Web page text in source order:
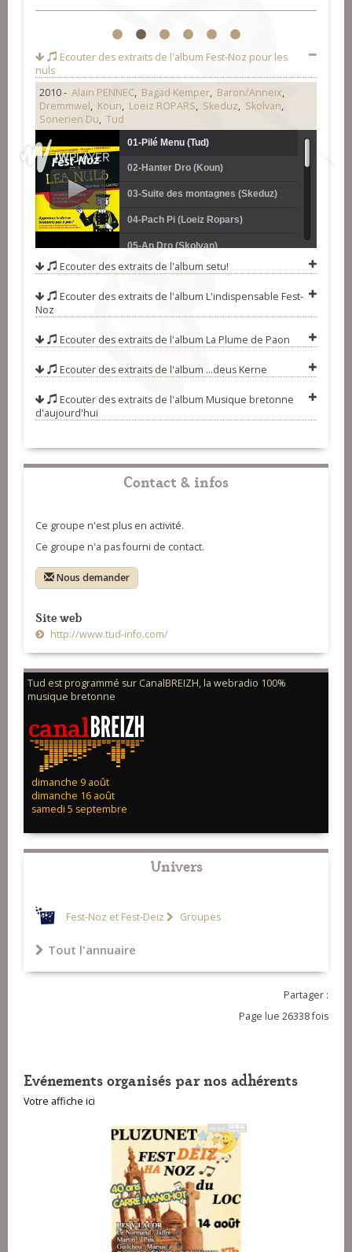
1 2 3 4 5 6
Ecouter des extraits de l'album Fest-Noz pour les
nuls
2010 - Alain PENNEC, Bagad Kemper, Baron/Anneix,
Dremmwel, Koun, Loeiz ROPARS, Skeduz, Skolvan,
Sonerien Du, Tud
01-Pilé Menu (Tud)
02-Hanter Dro (Koun)
03-Suite des montagnes (Skeduz)
04-Pach Pi (Loeiz Ropars)
05-An Dro (Skolvan)
06-Rond de Landéda (Sonerien Du)
07-Suite des Loudéac (rond)
(Skeduz)
09-Suite des Loudéac (rond)
(Skeduz)
10-Suite des Loudéac (riqueniée)
(Skeduz)
11-Gavotte de l'Aven (Bagad
Christian Anneix)
13-Rond de Saint-Vincent (Tud)
14-Laridé 8 temps (Skolvan)
16-Suite Plinn (dañs) (Alain Pennec)
Ecouter des extraits de l'album setu!
Ecouter des extraits de l'album L'indispensable Fest-
Noz
Ecouter des extraits de l'album La Plume de Paon
Ecouter des extraits de l'album ...deus Kerne
Ecouter des extraits de l'album Musique bretonne
d'aujourd'hui
Contact & infos
Ce groupe n'est plus en activité.
Ce groupe n'a pas fourni de contact.
Nous demander
Site web
http://www.tud-info.com/
Tud est programmé sur CanalBREIZH, la webradio 100%
musique bretonne
dimanche 9 août
dimanche 16 août
samedi 5 septembre
Univers
Fest-Noz et Fest-Deiz Groupes
Tout l'annuaire
Partager :
Page lue 26338 fois
Evénements organisés par nos adhérents
Votre affiche ici